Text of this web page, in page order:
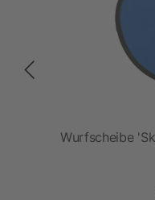
Wurfscheibe